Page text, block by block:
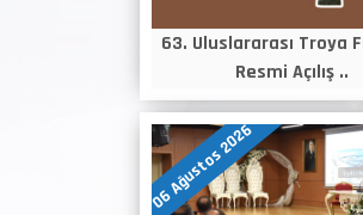
63. Uluslararası Troya
Resmi Açılış ..
06 Ağustos 2026